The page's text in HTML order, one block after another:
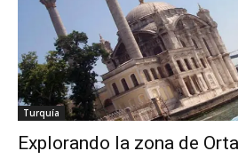
Turquía
Explorando la zona de